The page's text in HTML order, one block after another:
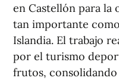
en Castellón para la
tan importante
Islandia. El trabajo
por el turismo
frutos,